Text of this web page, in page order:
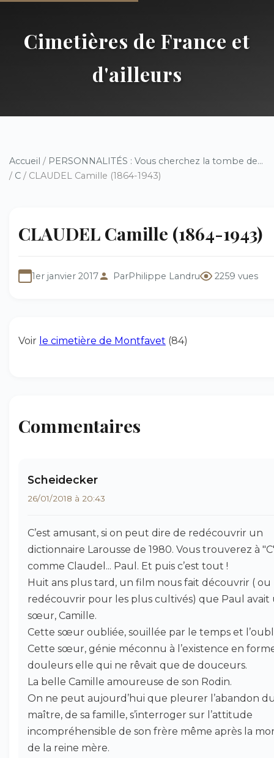
Cimetières de France et
d'ailleurs
Accueil / PERSONNALITÉS : Vous cherchez la tombe de...
/ C / CLAUDEL Camille (1864-1943)
CLAUDEL Camille (1864-1943)
1er janvier 2017 ParPhilippe Landru 2259 vues
Voir le cimetière de Montfavet (84)
Commentaires
Scheidecker
26/01/2018 à 20:43
C’est amusant, si on peut dire de redécouvrir un
dictionnaire Larousse de 1980. Vous trouverez à
comme Claudel... Paul. Et puis c’est tout !
Huit ans plus tard, un film nous fait découvrir ( ou
redécouvrir pour les plus cultivés) que Paul avait
sœur, Camille.
Cette sœur oubliée, souillée par le temps et
Cette sœur, génie méconnu à l’existence en
douleurs elle qui ne rêvait que de douceurs.
La belle Camille amoureuse de son Rodin.
On ne peut aujourd’hui que pleurer l’abandon
maître, de sa famille, s’interroger sur l’attitude
incompréhensible de son frère même après la
de la reine mère.